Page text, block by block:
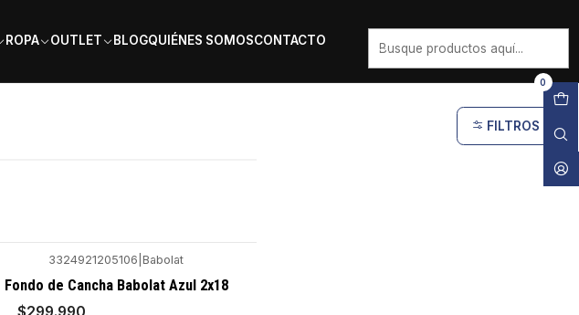
ROPA OUTLET BLOGQUIÉNES SOMOSCONTACTO
0
FILTROS
-3%
3324921205106 Babolat
Fondo de Cancha Babolat Azul 2x18